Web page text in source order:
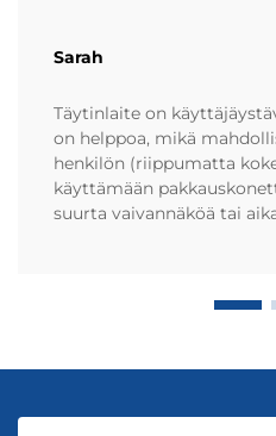
Sarah
Täytinlaite on
on helppoa, mikä
henkilön (riippumatta
käyttämään
suurta vaivannäköä tai